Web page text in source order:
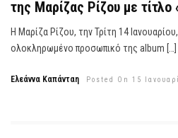
της Μαρίζας Ρίζου με
Η Μαρίζα Ρίζου, την Τρίτη 14
ολοκληρωμένο προσωπικό της album […]
Ελεάννα Καπάνταη Posted On 15